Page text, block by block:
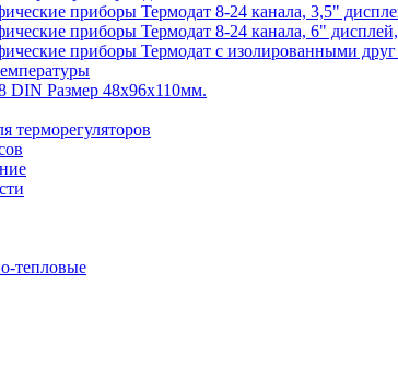
приборы Термодат 8-24 канала, 3,5"
приборы Термодат 8-24 канала, 6"
приборы Термодат с изолированными
DIN Размер 48х96х110мм.
терморегуляторов
тепловые